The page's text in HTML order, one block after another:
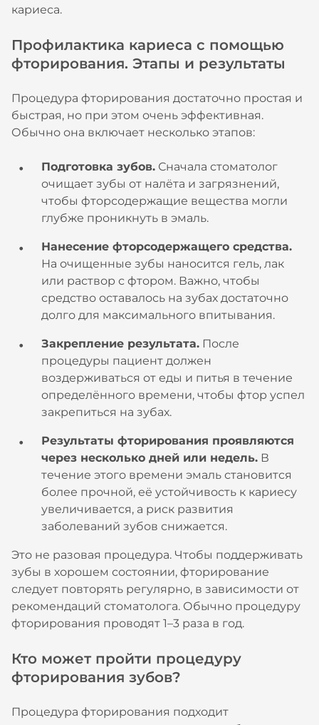
кариеса.
Профилактика кариеса с помощью
фторирования. Этапы и результаты
Процедура фторирования достаточно простая и
быстрая, но при этом очень эффективная.
Обычно она включает несколько этапов:
Подготовка зубов. Сначала стоматолог
очищает зубы от налёта и загрязнений,
чтобы фторсодержащие вещества могли
глубже проникнуть в эмаль.
Нанесение фторсодержащего средства.
На очищенные зубы наносится гель, лак
или раствор с фтором. Важно, чтобы
средство оставалось на зубах достаточно
долго для максимального впитывания.
Закрепление результата. После
процедуры пациент должен
воздерживаться от еды и питья в течение
определённого времени, чтобы фтор успел
закрепиться на зубах.
Результаты фторирования проявляются
через несколько дней или недель. В
течение этого времени эмаль становится
более прочной, её устойчивость к кариесу
увеличивается, а риск развития
заболеваний зубов снижается.
Это не разовая процедура. Чтобы поддерживать
зубы в хорошем состоянии, фторирование
следует повторять регулярно, в зависимости от
рекомендаций стоматолога. Обычно процедуру
фторирования проводят 1–3 раза в год.
Кто может пройти процедуру
фторирования зубов?
Процедура фторирования подходит